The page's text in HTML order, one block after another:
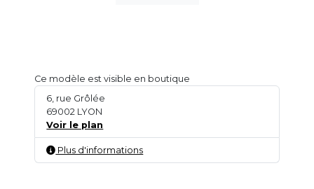
Ce modèle est visible en boutique
6, rue Grôlée
69002 LYON
Voir le plan
Plus d'informations